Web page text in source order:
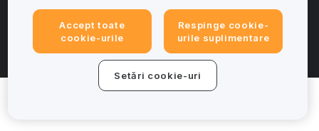
© 2025-2026 Bybit.eu. Toate drepturile rezervate.
Condițiile de utilizare a serviciului
| Termene de
confidențialitate
Impressum (Informații legale) | Centru de
preferințe privind modulele cookie
Accept toate
cookie-urile
Respinge cookie-
urile suplimentare
Setări cookie-uri